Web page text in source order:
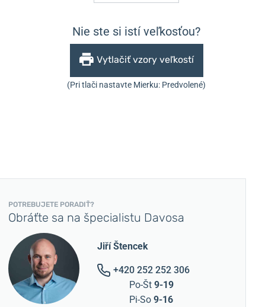
Nie ste si istí veľkosťou?
Vytlačiť vzory veľkostí
(Pri tlači nastavte Mierku: Predvolené)
POTREBUJETE PORADIŤ?
Obráťte sa na špecialistu Davosa
Jiří Štencek
+420 252 252 306
Po-Št 9-19
Pi-So 9-16